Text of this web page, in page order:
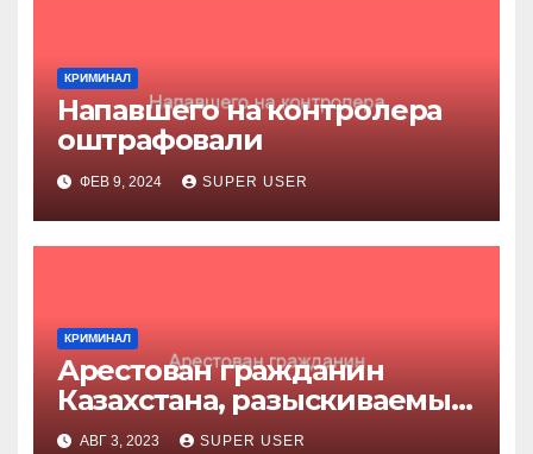
КРИМИНАЛ
Напавшего на контролера
оштрафовали
ФЕВ 9, 2024 SUPER USER
КРИМИНАЛ
Арестован гражданин
Казахстана, разыскиваемый
за убийство
АВГ 3, 2023 SUPER USER